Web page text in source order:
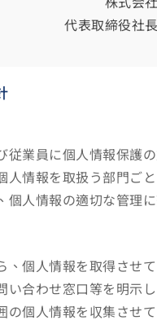
株式会
代表取締役社
従業員に個人情報保護
人情報を取扱う部門ご
個人情報の適切な管理に
、個人情報を取得させ
い合わせ窓口等を明示
の個人情報を収集させ